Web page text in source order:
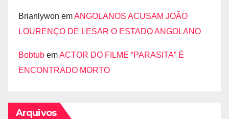
Brianlywon emANGOLANOS ACUSAM JOÃO
LOURENÇO DE LESAR O ESTADO ANGOLANO
Bobtub emACTOR DO FILME “PARASITA” É
ENCONTRADO MORTO
Arquivos